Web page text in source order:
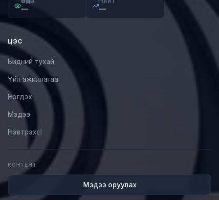
— —
ЦЭС
Бидний тухай
Үйл ажиллагаа
Нэгдэх
Мэдээ
Нэвтрэх
КОНТЕНТ
Мэдээ оруулах